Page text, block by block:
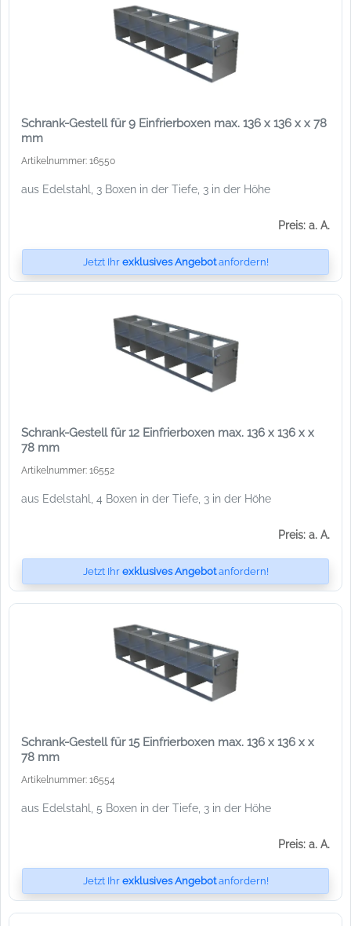
Schrank-Gestell für 9 Einfrierboxen max. 136 x 136 x x 78
mm
Artikelnummer: 16550
aus Edelstahl, 3 Boxen in der Tiefe, 3 in der Höhe
Preis: a. A.
Jetzt Ihr exklusives Angebotanfordern!
Schrank-Gestell für 12 Einfrierboxen max. 136 x 136 x x
78 mm
Artikelnummer: 16552
aus Edelstahl, 4 Boxen in der Tiefe, 3 in der Höhe
Preis: a. A.
Jetzt Ihr exklusives Angebotanfordern!
Schrank-Gestell für 15 Einfrierboxen max. 136 x 136 x x
78 mm
Artikelnummer: 16554
aus Edelstahl, 5 Boxen in der Tiefe, 3 in der Höhe
Preis: a. A.
Jetzt Ihr exklusives Angebotanfordern!